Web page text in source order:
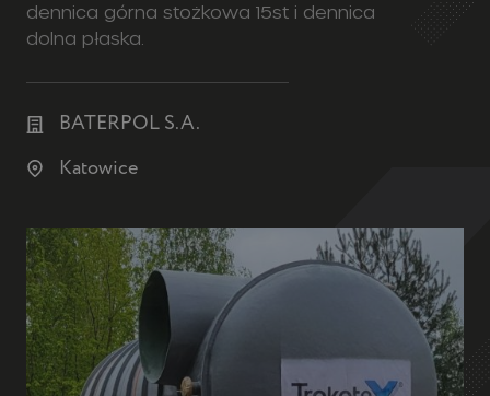
dennica górna stożkowa 15st i dennica
dolna płaska.
BATERPOL S.A.
Katowice